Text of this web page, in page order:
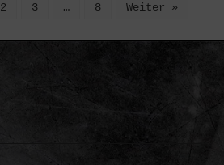
2 3 … 8 Weiter »